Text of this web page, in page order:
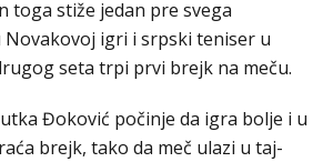
toga stiže jedan pre svega
igri i srpski teniser u
seta trpi prvi brejk na meču.
Đoković počinje da igra bolje i u
brejk, tako da meč ulazi u taj-